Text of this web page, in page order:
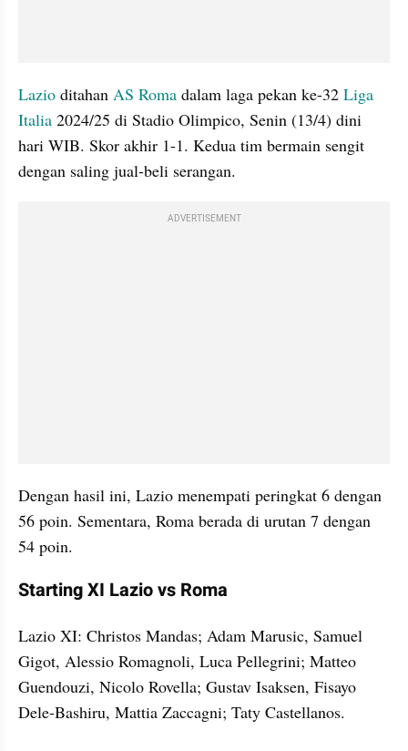
Lazio ditahan AS Roma dalam laga pekan ke-32 Liga
Italia 2024/25 di Stadio Olimpico, Senin (13/4) dini
hari WIB. Skor akhir 1-1. Kedua tim bermain sengit
dengan saling jual-beli serangan.
ADVERTISEMENT
Dengan hasil ini, Lazio menempati peringkat 6 dengan
56 poin. Sementara, Roma berada di urutan 7 dengan
54 poin.
Starting XI Lazio vs Roma
Lazio XI: Christos Mandas; Adam Marusic, Samuel
Gigot, Alessio Romagnoli, Luca Pellegrini; Matteo
Guendouzi, Nicolo Rovella; Gustav Isaksen, Fisayo
Dele-Bashiru, Mattia Zaccagni; Taty Castellanos.